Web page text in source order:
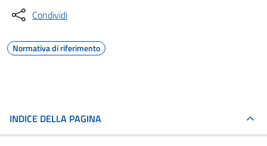
Condividi
Normativa di riferimento
INDICE DELLA PAGINA